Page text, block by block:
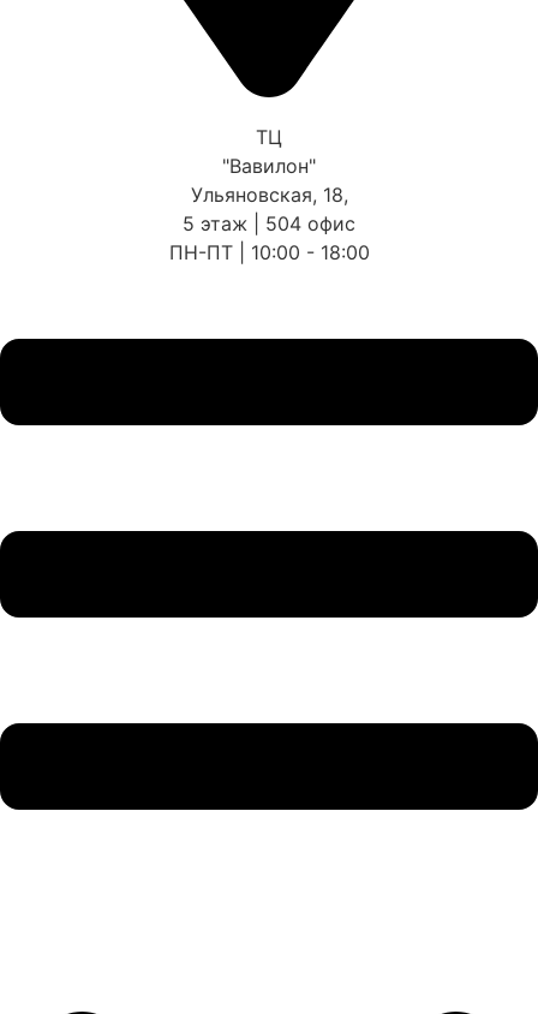
ТЦ
"Вавилон"
Ульяновская, 18,
5 этаж | 504 офис
ПН-ПТ | 10:00 - 18:00